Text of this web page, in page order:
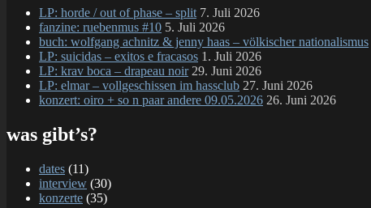
LP: horde / out of phase – split 7. Juli 2026
fanzine: ruebenmus #10 5. Juli 2026
buch: wolfgang achnitz & jenny haas – völkischer nationalismus
LP: suicidas – exitos e fracasos 1. Juli 2026
LP: krav boca – drapeau noir 29. Juni 2026
LP: elmar – vollgeschissen im hassclub 27. Juni 2026
konzert: oiro + so n paar andere 09.05.2026 26. Juni 2026
was gibt’s?
dates (11)
interview (30)
konzerte (35)